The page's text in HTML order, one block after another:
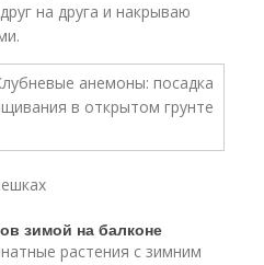
на друга и накрываю
зимой на балконе
растения с зимним